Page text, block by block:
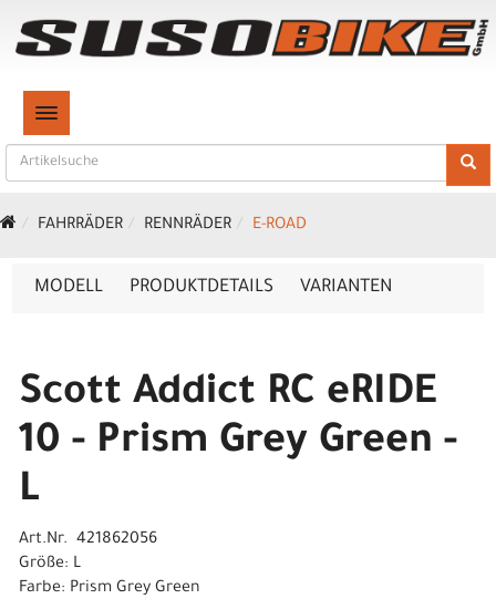
TOGGLE NAVIGATION
FAHRRÄDER RENNRÄDER E-ROAD
MODELL PRODUKTDETAILS VARIANTEN
Scott Addict RC eRIDE
10 - Prism Grey Green -
L
Art.Nr. 421862056
Größe: L
Farbe: Prism Grey Green